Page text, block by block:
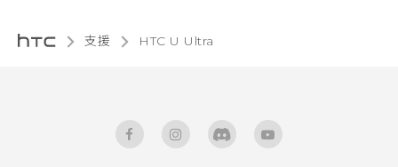
支援 HTC U Ultra‎